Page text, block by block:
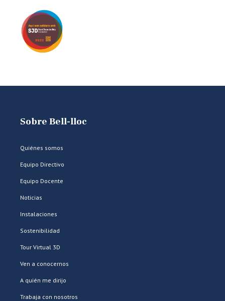
Sobre Bell-lloc
Quiénes somos
Equipo Directivo
Equipo Docente
Noticias
Instalaciones
Sostenibilidad
Tour Virtual 3D
Ven a conocernos
A quién me dirijo
Trabaja con nosotros